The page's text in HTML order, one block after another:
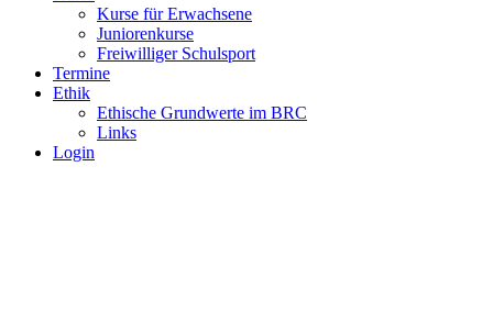
Kurse für Erwachsene
Juniorenkurse
Freiwilliger Schulsport
Termine
Ethik
Ethische Grundwerte im BRC
Links
Login